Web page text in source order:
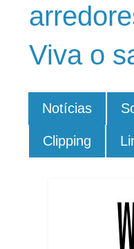
Viva o
Notícias
Clipping